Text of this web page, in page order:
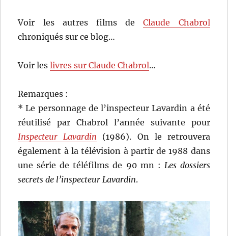
Voir les autres films deClaude Chabrol
chroniqués sur ce blog…
Voir leslivres sur Claude Chabrol…
Remarques :
* Le personnage de l’inspecteur Lavardin a été
réutilisé par Chabrol l’année suivante pour
Inspecteur Lavardin (1986). On le retrouvera
également à la télévision à partir de 1988 dans
une série de téléfilms de 90 mn : Les dossiers
secrets de l’inspecteur Lavardin.